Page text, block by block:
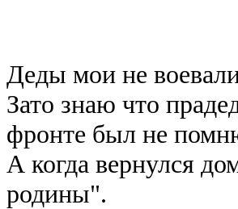
Деды мои не
Зато знаю что
фронте был не
А когда вернулся
родины".